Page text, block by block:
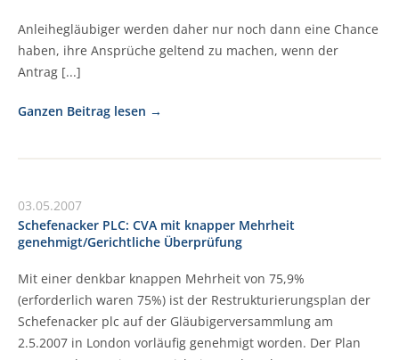
Anleihegläubiger werden daher nur noch dann eine Chance
haben, ihre Ansprüche geltend zu machen, wenn der
Antrag [...]
Ganzen Beitrag lesen
03.05.2007
Schefenacker PLC: CVA mit knapper Mehrheit
genehmigt/Gerichtliche Überprüfung
Mit einer denkbar knappen Mehrheit von 75,9%
(erforderlich waren 75%) ist der Restrukturierungsplan der
Schefenacker plc auf der Gläubigerversammlung am
2.5.2007 in London vorläufig genehmigt worden. Der Plan